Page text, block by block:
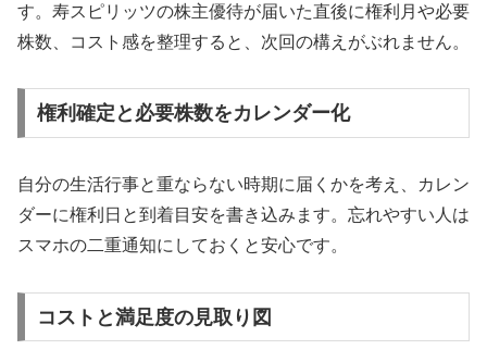
す。寿スピリッツの株主優待が届いた直後に権利月や必要
株数、コスト感を整理すると、次回の構えがぶれません。
権利確定と必要株数をカレンダー化
自分の生活行事と重ならない時期に届くかを考え、カレン
ダーに権利日と到着目安を書き込みます。忘れやすい人は
スマホの二重通知にしておくと安心です。
コストと満足度の見取り図